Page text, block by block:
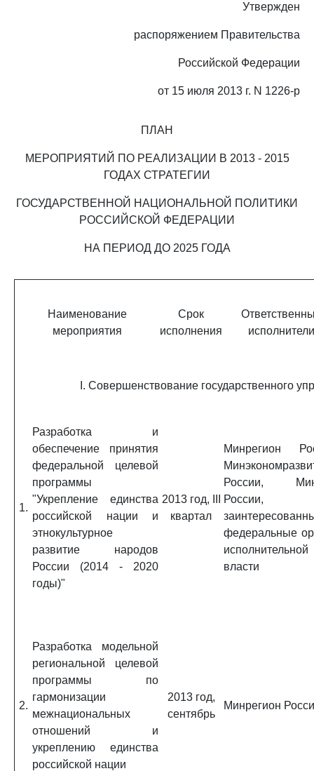
Утвержден
распоряжением Правительства
Российской Федерации
от 15 июля 2013 г. N 1226-р
ПЛАН
МЕРОПРИЯТИЙ ПО РЕАЛИЗАЦИИ В 2013 - 2015
ГОДАХ СТРАТЕГИИ
ГОСУДАРСТВЕННОЙ НАЦИОНАЛЬНОЙ ПОЛИТИКИ
РОССИЙСКОЙ ФЕДЕРАЦИИ
НА ПЕРИОД ДО 2025 ГОДА
Наименование
мероприятия
Срок
исполнения
исполнители
I. Совершенствование государственного
1.
Разработка и
обеспечение принятия
федеральной целевой
программы
"Укрепление единства
российской нации и
этнокультурное
развитие народов
России (2014 - 2020
годы)"
2013 год, III
квартал
Минрегион
России,
России,
федеральные
исполнительной
власти
2.
Разработка модельной
региональной целевой
программы по
гармонизации
межнациональных
отношений и
укреплению единства
российской нации
2013 год,
сентябрь
Минрегион